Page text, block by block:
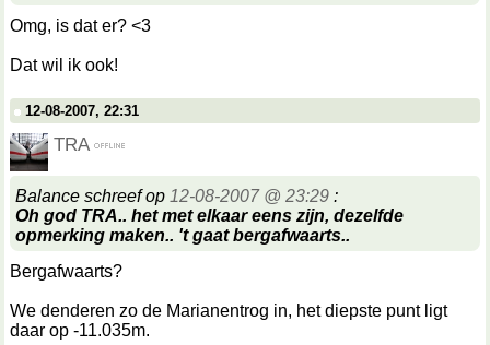
Omg, is dat er? <3
Dat wil ik ook!
12-08-2007, 22:31
TRA
Balance schreef op 12-08-2007 @ 23:29 :
Oh god TRA.. het met elkaar eens zijn, dezelfde
opmerking maken.. 't gaat bergafwaarts..
Bergafwaarts?
We denderen zo de Marianentrog in, het diepste punt ligt
daar op -11.035m.